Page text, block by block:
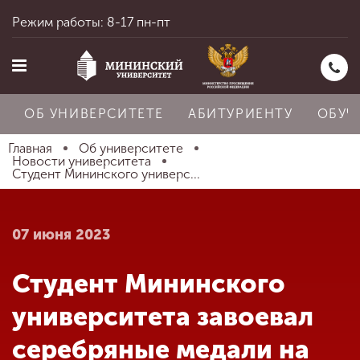
Главная
Абитуриенту
Режим работы: 8-17 пн-пт
ОБ УНИВЕРСИТЕТЕ АБИТУРИЕНТУ
Главная
Об университете
Новости университета
Студент Мининского универс...
07 июня 2023
Студент Мининского
университета завоевал
серебряные медали на